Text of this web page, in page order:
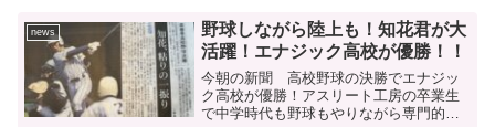
news
野球しながら陸上も！知花君が大
活躍！エナジック高校が優勝！！
今朝の新聞 高校野球の決勝でエナジッ
ク高校が優勝！アスリート工房の卒業生
で中学時代も野球もやりながら専門的な